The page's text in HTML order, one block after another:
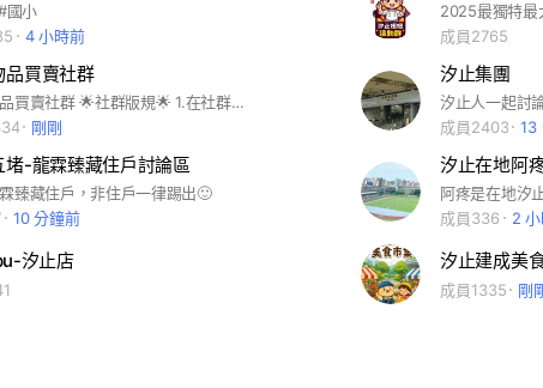
國小
4 小時前
成員2765
品買賣社群
汐止物品買賣社群 🌟社群版規🌟 1.在社群內嚴禁有任何辱罵或酸人行為 2.聊天室內禁止張貼 任何投資 詐騙 違反社會風俗 影片 照片或連結 3.本群為方便汐止區交流物品用 一切交易行為 請自行負責 4.非買賣事物 請至汐止集團（社群）詢問 5.販賣物品或贈送(依照規定張貼在記事本) 6.每月1日管理員會清除記事本。 我要賣： 🔴賣 家： 🔴時 間：(交易時間) 🔴地 點：(交易地點) 🔴價 錢： 🔴聯絡方式: 🔴備 註： （照片） 我要送： 🔴贈 者： 🔴時 間：(贈送時間) 🔴地 點：(贈送地點) 🔴聯絡方式: 🔴備 註： （照片） P.S請勿違反以上社群版規 違者 除名並不得再進入本社群
剛剛
汐止集團
成員2403
13
堵-龍霖臻藏住戶討論區
臻藏住戶，非住戶一律踢出🙂
10 分鐘前
汐止在地阿
成員336
2
汐止店 汐止建成美
成員1335 剛